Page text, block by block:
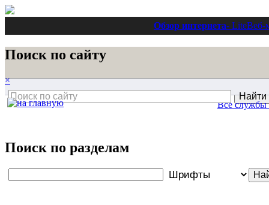
Обзор интернета- LiteВеб-
Поиск по сайту
×
Поиск по разделам
Все службы